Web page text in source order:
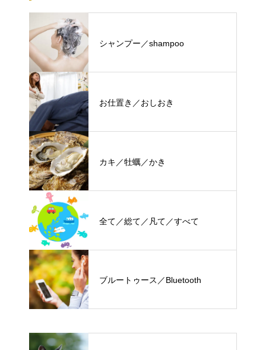
シャンプー／shampoo
お仕置き／おしおき
カキ／牡蠣／かき
全て／総て／凡て／すべて
ブルートゥース／Bluetooth